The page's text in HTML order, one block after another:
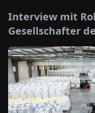
PAPER
Interview mit
Gesellschafter